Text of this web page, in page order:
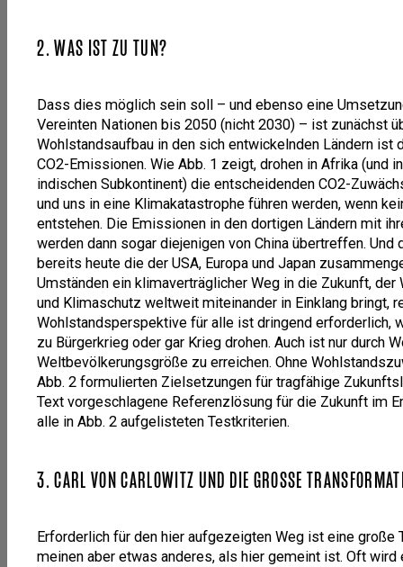
2. WAS IST ZU TUN?
Dass dies möglich sein soll – und ebenso eine
Vereinten Nationen bis 2050 (nicht 2030) – ist zunächst
Wohlstandsaufbau in den sich entwickelnden Ländern ist
CO2-Emissionen. Wie Abb. 1 zeigt, drohen in Afrika (und
indischen Subkontinent) die entscheidenden CO2-
und uns in eine Klimakatastrophe führen werden, wenn
entstehen. Die Emissionen in den dortigen Ländern mit
werden dann sogar diejenigen von China übertreffen.
bereits heute die der USA, Europa und Japan
Umständen ein klimaverträglicher Weg in die Zukunft,
und Klimaschutz weltweit miteinander in Einklang bringt,
Wohlstandsperspektive für alle ist dringend erforderlich,
zu Bürgerkrieg oder gar Krieg drohen. Auch ist nur durch
Weltbevölkerungsgröße zu erreichen. Ohne
Abb. 2 formulierten Zielsetzungen für tragfähige
Text vorgeschlagene Referenzlösung für die Zukunft im
alle in Abb. 2 aufgelisteten Testkriterien.
3. CARL VON CARLOWITZ UND DIE GROSSE
Erforderlich für den hier aufgezeigten Weg ist eine große
meinen aber etwas anderes, als hier gemeint ist. Oft wird